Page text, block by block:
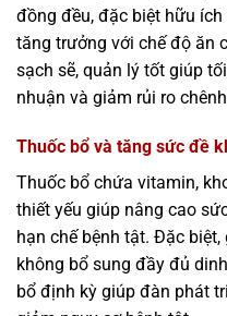
đồng đều, đặc biệt hữu
tăng trưởng với chế độ ăn
sạch sẽ, quản lý tốt giúp
nhuận và giảm rủi ro
Thuốc bổ và tăng sức đề
Thuốc bổ chứa vitamin,
thiết yếu giúp nâng cao
hạn chế bệnh tật. Đặc
không bổ sung đầy đủ
bổ định kỳ giúp đàn phát